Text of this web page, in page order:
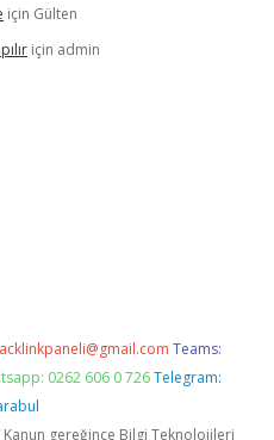
için Gülten
için admin
Teams:
0262 606 0 726 Telegram:
Kanun gereğince Bilgi Teknolojileri